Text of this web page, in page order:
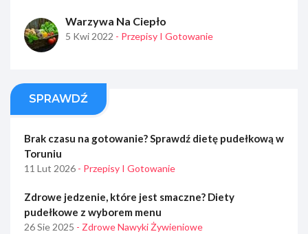
Warzywa Na Ciepło
5 Kwi 2022 - Przepisy I Gotowanie
SPRAWDŹ
Brak czasu na gotowanie? Sprawdź dietę pudełkową w
Toruniu
11 Lut 2026 - Przepisy I Gotowanie
Zdrowe jedzenie, które jest smaczne? Diety
pudełkowe z wyborem menu
26 Sie 2025 - Zdrowe Nawyki Żywieniowe